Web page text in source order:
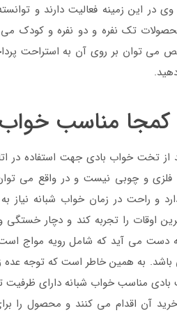
در این زمینه فعالیت دارند و
تک نفره و دو نفره و کودک
می توان بر روی آن به استراحت
مناسب خواب
از تخت خواب بادی جهت استفاده در
و چوبی نیست و در واقع می
و راحت در زمان خواب شبانه
اوقات را تجربه کند و دچار
دست می آید که شامل رویه مواج است
باشد. به همین خاطر است که توجه
مناسب خواب شبانه دارای ظرفیت
آن اقدام می کنند و محصول را